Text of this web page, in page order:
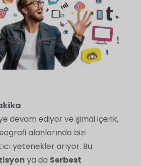
devam ediyor ve şimdi içerik,
alanlarında bizi
yetenekler arıyor. Bu
ya da Serbest